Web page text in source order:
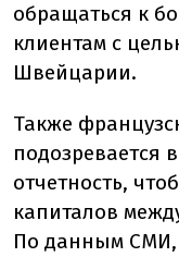
обращаться к
клиентам с
Швейцарии.
Также
подозревается
отчетность,
капиталов
По данным СМИ,